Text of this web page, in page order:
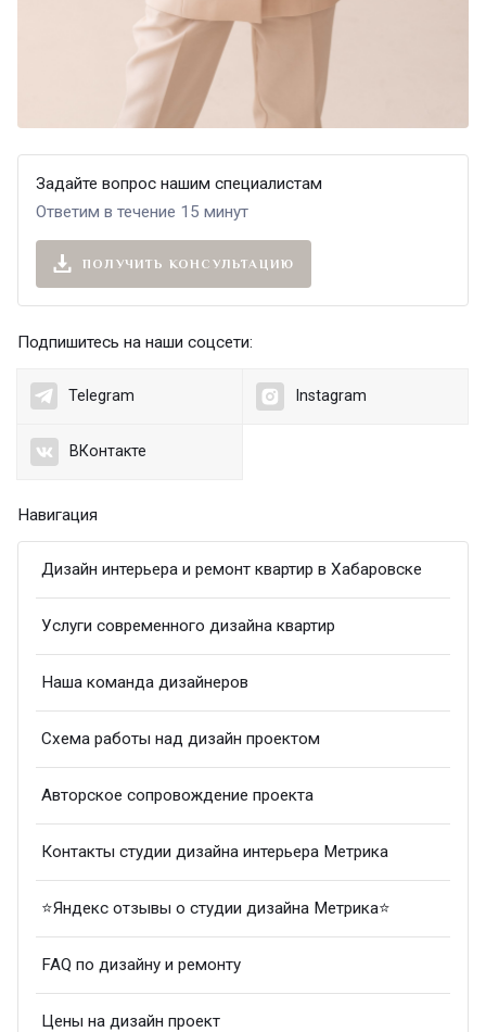
Задайте вопрос нашим специалистам
Ответим в течение 15 минут
ПОЛУЧИТЬ КОНСУЛЬТАЦИЮ
Подпишитесь на наши соцсети:
Telegram Instagram
ВКонтакте
Навигация
Дизайн интерьера и ремонт квартир в Хабаровске
Услуги современного дизайна квартир
Наша команда дизайнеров
Схема работы над дизайн проектом
Авторское сопровождение проекта
Контакты студии дизайна интерьера Метрика
⭐Яндекс отзывы о студии дизайна Метрика⭐
FAQ по дизайну и ремонту
Цены на дизайн проект